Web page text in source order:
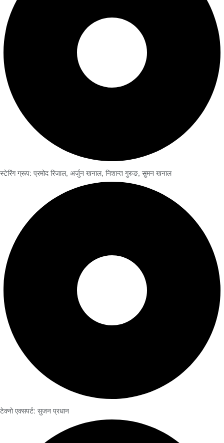
स्टेरिंग ग्रूप: प्रमोद रिजाल, अर्जुन खनाल, निशान्त गुरुङ, सुमन खनाल
टेक्नो एक्सपर्ट: सुजन प्रधान